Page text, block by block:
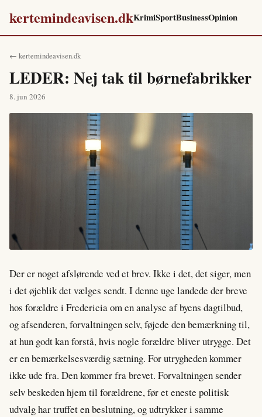
kertemindeavisen.dkKrimiSportBusinessOpinion
← kertemindeavisen.dk
LEDER: Nej tak til børnefabrikker
8. jun 2026
Der er noget afslørende ved et brev. Ikke i det, det siger, men
i det øjeblik det vælges sendt. I denne uge landede der breve
hos forældre i Fredericia om en analyse af byens dagtilbud,
og afsenderen, forvaltningen selv, føjede den bemærkning til,
at hun godt kan forstå, hvis nogle forældre bliver utrygge. Det
er en bemærkelsesværdig sætning. For utrygheden kommer
ikke ude fra. Den kommer fra brevet. Forvaltningen sender
selv beskeden hjem til forældrene, før et eneste politisk
udvalg har truffet en beslutning, og udtrykker i samme